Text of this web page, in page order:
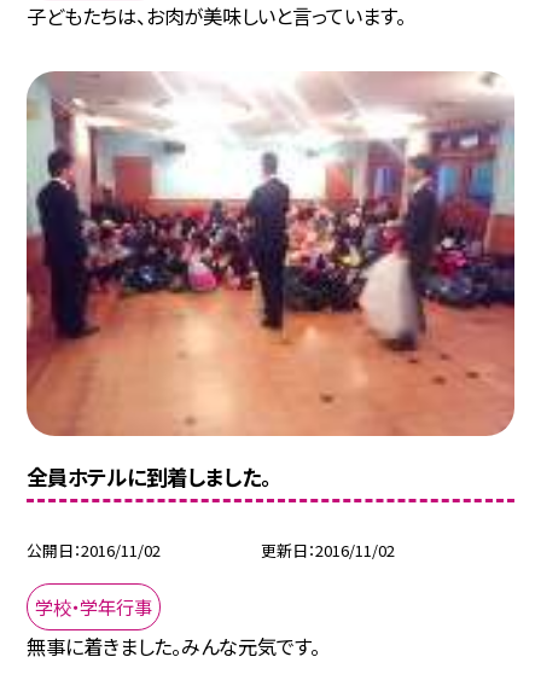
子どもたちは、お肉が美味しいと言っています。
全員ホテルに到着しました。
公開日 2016/11/02 更新日 2016/11/02
学校・学年行事
無事に着きました。みんな元気です。